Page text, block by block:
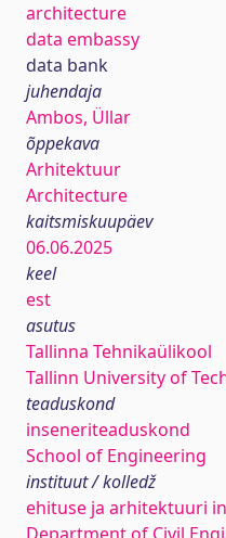
architecture
data embassy
data bank
juhendaja
Ambos, Üllar
õppekava
Arhitektuur
Architecture
kaitsmiskuupäev
06.06.2025
keel
est
asutus
Tallinna Tehnikaülikool
Tallinn University of
teaduskond
inseneriteaduskond
School of Engineering
instituut / kolledž
ehituse ja arhitektuuri